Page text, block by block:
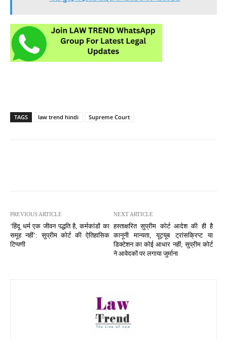
TAGS law trend hindi Supreme Court
PREVIOUS ARTICLE
‘हिंदू धर्म एक जीवन पद्धति है, कर्मकांडों का
समूह नहीं’: सुप्रीम कोर्ट की ऐतिहासिक
टिप्पणी
NEXT ARTICLE
हस्ताक्षरित सुप्रीम कोर्ट आदेश की ही है
कानूनी मान्यता, यूट्यूब ट्रांसक्रिप्ट या
डिक्टेशन का कोई आधार नहीं; सुप्रीम कोर्ट
ने आवेदकों पर लगाया जुर्माना